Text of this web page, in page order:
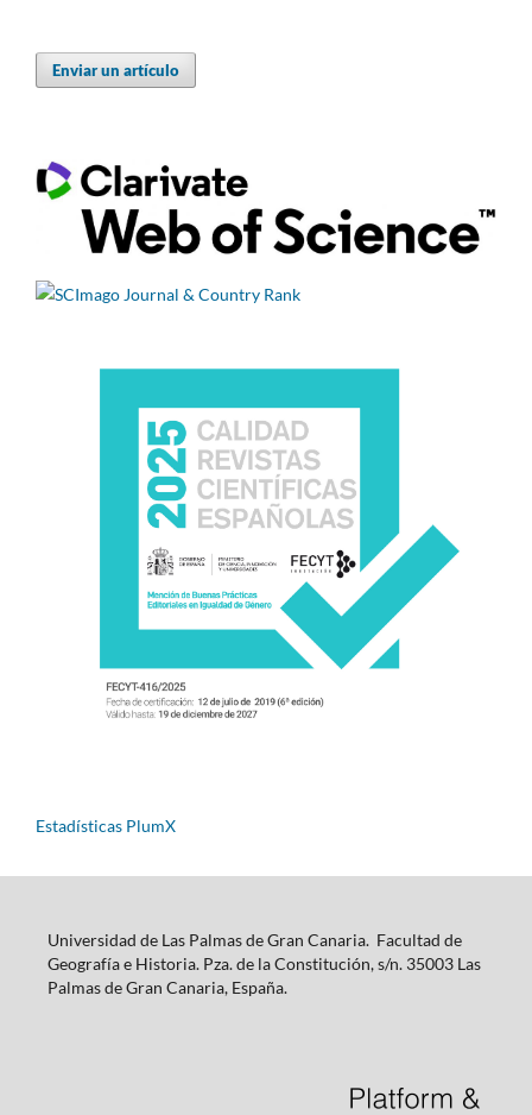
Enviar un artículo
Estadísticas PlumX
Universidad de Las Palmas de Gran Canaria. Facultad de
Geografía e Historia. Pza. de la Constitución, s/n. 35003 Las
Palmas de Gran Canaria, España.